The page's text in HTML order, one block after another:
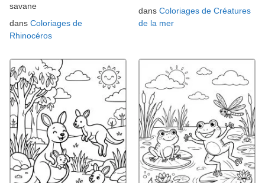
savane
dans Coloriages de
Rhinocéros
dans Coloriages de Créatures
de la mer